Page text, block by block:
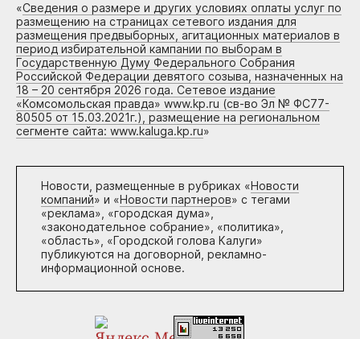
«Сведения о размере и других условиях оплаты услуг по
размещению на страницах сетевого издания для
размещения предвыборных, агитационных материалов в
период избирательной кампании по выборам в
Государственную Думу Федерального Собрания
Российской Федерации девятого созыва, назначенных на
18 – 20 сентября 2026 года. Сетевое издание
«Комсомольская правда» www.kp.ru (св-во Эл № ФС77-
80505 от 15.03.2021г.), размещение на региональном
сегменте сайта: www.kaluga.kp.ru»
Новости, размещенные в рубриках «Новости
компаний» и «Новости партнеров» с тегами
«реклама», «городская дума»,
«законодательное собрание», «политика»,
«область», «Городской голова Калуги»
публикуются на договорной, рекламно-
информационной основе.